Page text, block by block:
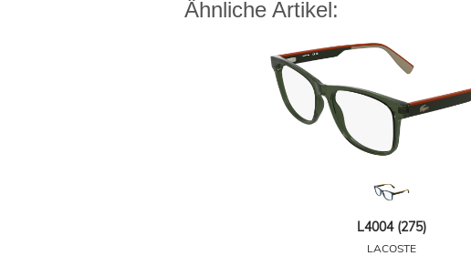
Ähnliche Artikel:
L4004 (275)
LACOSTE